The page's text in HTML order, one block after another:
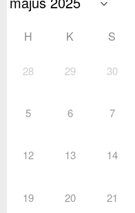
H K S
28 29 30
5 6 7
12 13 14
19 20 21